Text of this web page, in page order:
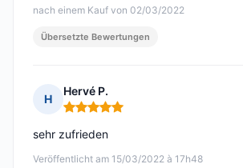
nach einem Kauf von 02/03/2022
Übersetzte Bewertungen
H
Hervé P.
Hinweis: 5 von 5
Veröffentlicht am 15/03/2022 à 17h48
sehr zufrieden